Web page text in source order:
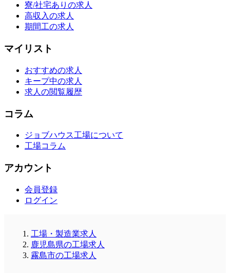
寮/社宅ありの求人
高収入の求人
期間工の求人
マイリスト
おすすめの求人
キープ中の求人
求人の閲覧履歴
コラム
ジョブハウス工場について
工場コラム
アカウント
会員登録
ログイン
工場・製造業求人
鹿児島県の工場求人
霧島市の工場求人